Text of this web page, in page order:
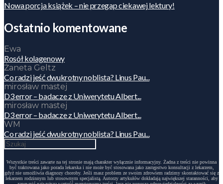
Nowa porcja książek – nie przegap ciekawej lektury!
Ostatnio komentowane
Ewa
Rosół kolagenowy
Żaneta Geltz
Co radzi jeść dwukrotny noblista? Linus Pau...
mirosław mastej
D3 error – badacze z Uniwerytetu Albert...
mirosław mastej
D3 error – badacze z Uniwerytetu Albert...
WM
Co radzi jeść dwukrotny noblista? Linus Pau...
Wszystkie treści zawarte na tej stronie mają charakter wyłącznie informacyjny. Żadna z treści nie powinna
być traktowana jako porada lekarska i nie może być stosowana jako zastępstwo konsultacji z lekarzem,
gdyż nie umożliwia diagnozy choroby. Jeśli masz problem ze swoim zdrowiem radzimy skontaktować się z
lekarzem rodzinnym lub stosownym specjalistą. Autorzy artykułów dokładają największej staranności, aby